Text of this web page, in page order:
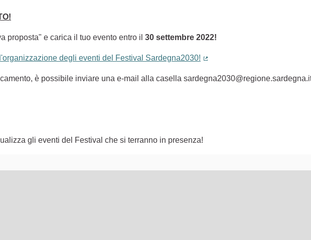
proposta" e carica il tuo evento entro il 30 settembre 2022!
degli eventi del Festival Sardegna2030!
è possibile inviare una e-mail alla casella
gli eventi del Festival che si terranno in presenza!
mappa che presenta gli elementi di questa pagina come punti della mappa.